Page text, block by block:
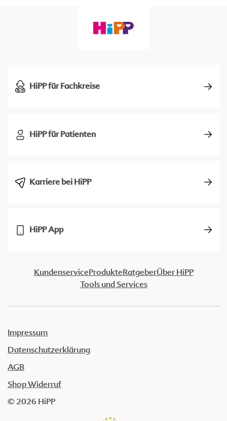
HiPP für Fachkreise
HiPP für Patienten
Karriere bei HiPP
HiPP App
KundenserviceProdukteRatgeberÜber HiPP
Tools und Services
Impressum
Datenschutzerklärung
AGB
Shop Widerruf
© 2026 HiPP